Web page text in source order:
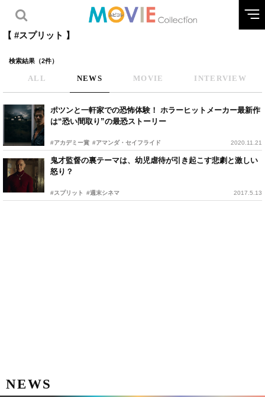
【 #スプリット 】
検索結果（2件）
ALL NEWS MOVIE INTERVIEW
ポツンと一軒家での恐怖体験！ ホラーヒットメーカー最新作
は“恐い間取り”の最恐ストーリー
#アカデミー賞 #アマンダ・セイフライド 2020.11.21
鬼才監督の裏テーマは、幼児虐待が引き起こす悲劇と激しい
怒り？
#スプリット #週末シネマ 2017.5.13
NEWS